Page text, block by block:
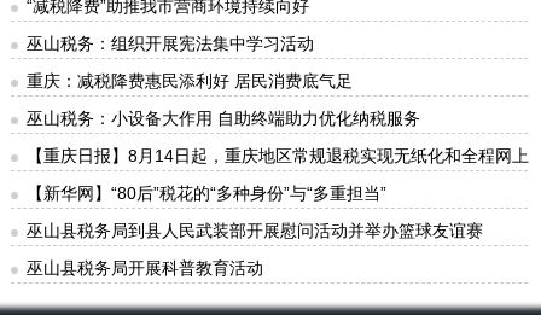
“减税降费”助推我市营商环境持续向好
巫山税务：组织开展宪法集中学习活动
重庆：减税降费惠民添利好 居民消费底气足
巫山税务：小设备大作用 自助终端助力优化纳税服务
【重庆日报】8月14日起，重庆地区常规退税实现无纸化和全程网上
【新华网】“80后”税花的“多种身份”与“多重担当”
巫山县税务局到县人民武装部开展慰问活动并举办篮球友谊赛
巫山县税务局开展科普教育活动